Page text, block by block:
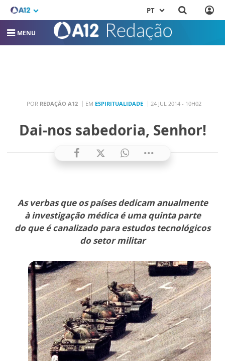
PT
MENU
POR REDAÇÃO A12 EM ESPIRITUALIDADE 24 JUL 2014 - 10H02
Dai-nos sabedoria, Senhor!
As verbas que os países dedicam anualmente
à investigação médica é uma quinta parte
do que é canalizado para estudos tecnológicos
do setor militar